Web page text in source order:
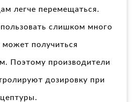
легче перемещаться.
слишком много
может получиться
Поэтому производители
дозировку при